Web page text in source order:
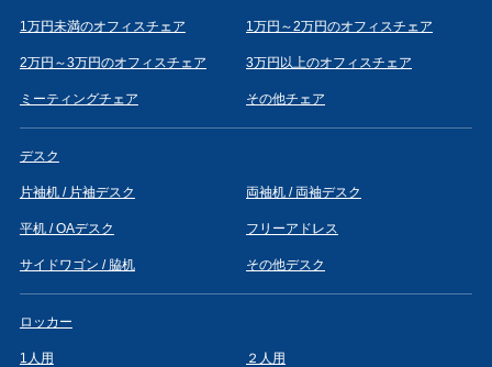
1万円未満のオフィスチェア 1万円～2万円のオフィスチェア
2万円～3万円のオフィスチェア 3万円以上のオフィスチェア
ミーティングチェア その他チェア
デスク
片袖机 / 片袖デスク 両袖机 / 両袖デスク
平机 / OAデスク フリーアドレス
サイドワゴン / 脇机 その他デスク
ロッカー
1人用 ２人用